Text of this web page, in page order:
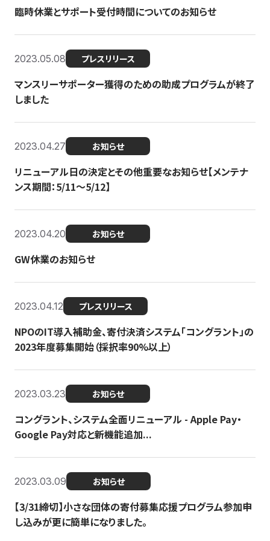
臨時休業とサポート受付時間についてのお知らせ
2023.05.08 プレスリリース
マンスリーサポーター獲得のための助成プログラムが終了
しました
2023.04.27 お知らせ
リニューアル日の決定とその他重要なお知らせ【メンテナ
ンス期間：5/11～5/12】
2023.04.20 お知らせ
GW休業のお知らせ
2023.04.12 プレスリリース
NPOのIT導入補助金、寄付決済システム「コングラント」の
2023年度募集開始（採択率90%以上）
2023.03.23 お知らせ
コングラント、システム全面リニューアル - Apple Pay・
Google Pay対応と新機能追加...
2023.03.09 お知らせ
【3/31締切】小さな団体の寄付募集応援プログラム参加申
し込みが更に簡単になりました。